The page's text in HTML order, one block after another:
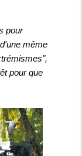
pour
même
pour que